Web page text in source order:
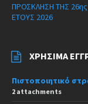
ΠΡΟΣΚΛΗΣΗ ΤΗΣ
ΕΤΟΥΣ 2026
ΧΡΉΣΙΜΑ
Πιστοποιητικό
2 attachments